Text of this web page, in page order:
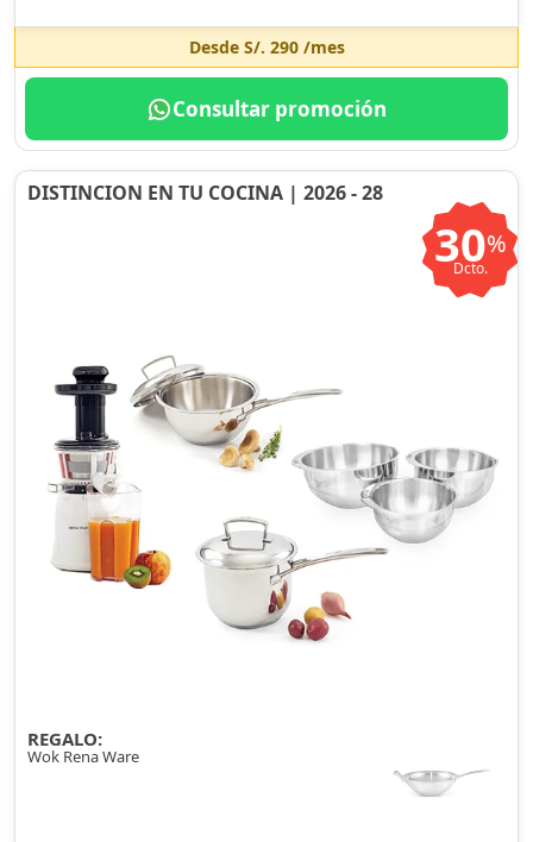
Desde S/. 290/mes
Consultar promoción
DISTINCION EN TU COCINA | 2026 - 28
30%
Dcto.
REGALO:
Wok Rena Ware